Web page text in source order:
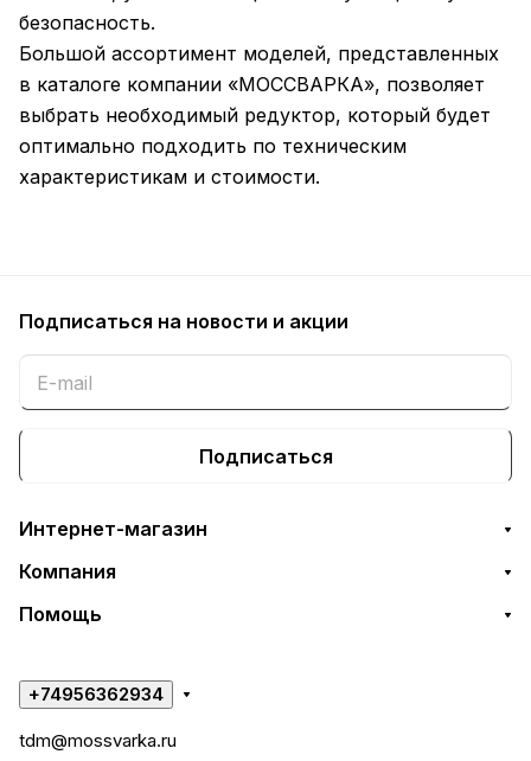
безопасность.
Большой ассортимент моделей, представленных
в каталоге компании «МОССВАРКА», позволяет
выбрать необходимый редуктор, который будет
оптимально подходить по техническим
характеристикам и стоимости.
Подписаться на новости и акции
Подписаться
Интернет-магазин
Компания
Помощь
+74956362934
tdm@mossvarka.ru